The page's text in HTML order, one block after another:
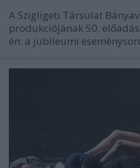
A Szigligeti Társulat
produkciójának 50.
én: a jubileumi